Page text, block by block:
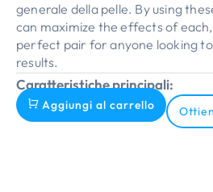
generale della pelle. By using
can maximize the effects of each,
perfect pair for anyone looking
results.
Caratteristiche principali:
Aggiungi al carrello